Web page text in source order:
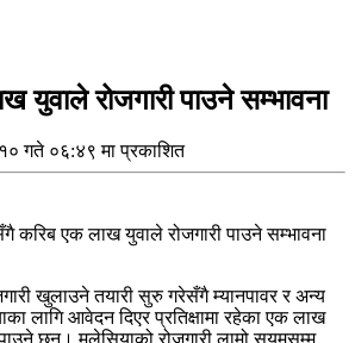
युवाले रोजगारी पाउने सम्भावना
गते ०६:४९ मा प्रकाशित
करिब एक लाख युवाले रोजगारी पाउने सम्भावना
खुलाउने तयारी सुरु गरेसँगै म्यानपावर र अन्य
लागि आवेदन दिएर प्रतिक्षामा रहेका एक लाख
पाउने छन्। मलेसियाको रोजगारी लामो सयमसम्म